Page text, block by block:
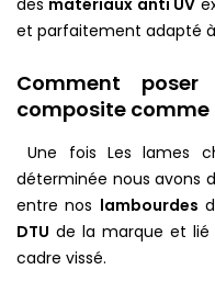
et parfaitement adapté
Comment
composite comme
Une fois Les lames
déterminée nous avons
entre nos lambourdes
DTU de la marque et
cadre vissé.